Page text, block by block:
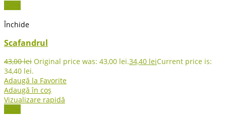
-20%
Închide
Scafandrul
43,00lei Original price was: 43,00 lei.34,40 leiCurrent price is:
34,40 lei.
Adaugă la Favorite
Adaugă în coș
Vizualizare rapidă
-20%